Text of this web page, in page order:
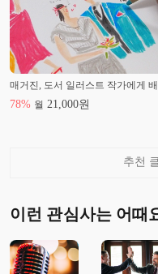
78% 월 21,000원
추천
이런 관심사는 어때